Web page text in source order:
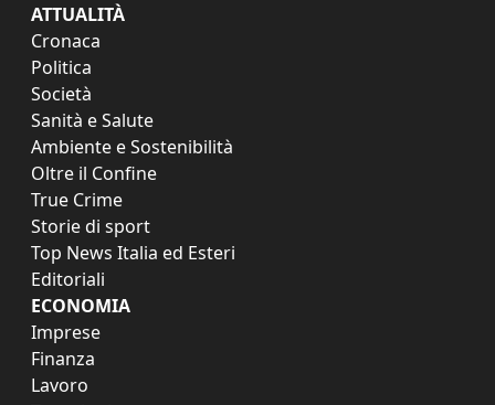
ATTUALITÀ
Cronaca
Politica
Società
Sanità e Salute
Ambiente e Sostenibilità
Oltre il Confine
True Crime
Storie di sport
Top News Italia ed Esteri
Editoriali
ECONOMIA
Imprese
Finanza
Lavoro